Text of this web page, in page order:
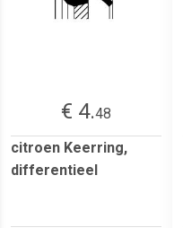
€ 4.48
citroen Keerring,
differentieel